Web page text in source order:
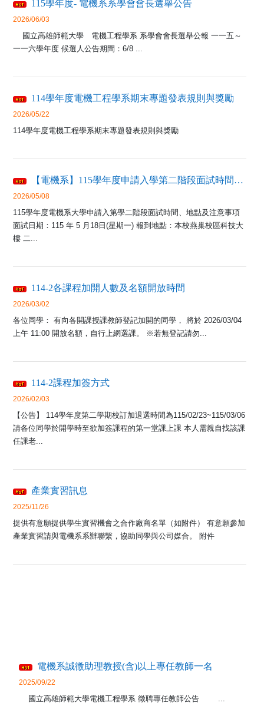
115學年度- 電機系系學會會長選舉公告
2026/06/03
國立高雄師範大學 電機工程學系 系學會會長選舉公報 一一五～
一一六學年度 候選人公告期間：6/8 ...
114學年度電機工程學系期末專題發表規則與獎勵
2026/05/22
114學年度電機工程學系期末專題發表規則與獎勵
【電機系】115學年度申請入學第二階段面試時間、地點及注意事項
2026/05/08
115學年度電機系大學申請入第學二階段面試時間、地點及注意事項
面試日期：115 年 5 月18日(星期一) 報到地點：本校燕巢校區科技大
樓 二...
114-2各課程加開人數及名額開放時間
2026/03/02
各位同學： 有向各開課授課教師登記加開的同學， 將於 2026/03/04
上午 11:00 開放名額，自行上網選課。 ※若無登記請勿...
114-2課程加簽方式
2026/02/03
【公告】 114學年度第二學期校訂加退選時間為115/02/23~115/03/06
請各位同學於開學時至欲加簽課程的第一堂課上課 本人需親自找該課
任課老...
產業實習訊息
2025/11/26
提供有意願提供學生實習機會之合作廠商名單（如附件） 有意願參加
產業實習請與電機系系辦聯繫，協助同學與公司媒合。 附件
電機系誠徵助理教授(含)以上專任教師一名
2025/09/22
國立高雄師範大學電機工程學系 徵聘專任教師公告 ...